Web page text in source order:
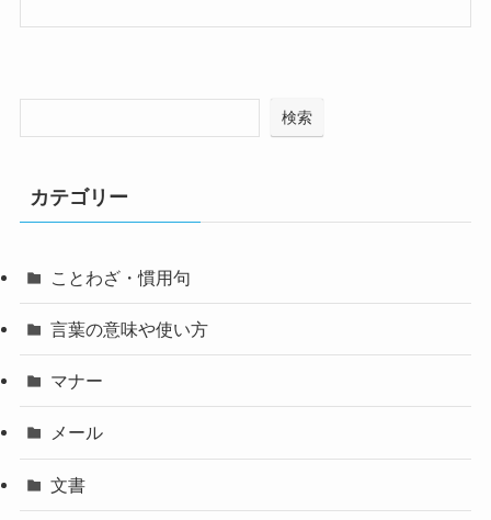
検索
カテゴリー
ことわざ・慣用句
言葉の意味や使い方
マナー
メール
文書